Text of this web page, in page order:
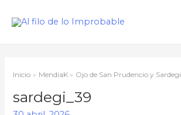
Inicio MendiaK Ojo de San Prudencio y Sardegi
sardegi_39